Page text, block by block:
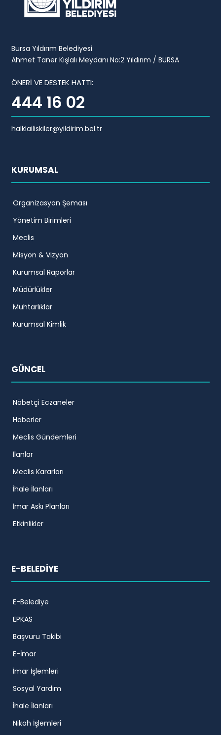
Bursa Yıldırım Belediyesi
Ahmet Taner Kışlalı Meydanı No:2 Yıldırım / BURSA
ÖNERİ VE DESTEK HATTI:
444 16 02
halklailiskiler@yildirim.bel.tr
KURUMSAL
Organizasyon Şeması
Yönetim Birimleri
Meclis
Misyon & Vizyon
Kurumsal Raporlar
Müdürlükler
Muhtarlıklar
Kurumsal Kimlik
GÜNCEL
Nöbetçi Eczaneler
Haberler
Meclis Gündemleri
İlanlar
Meclis Kararları
İhale İlanları
İmar Askı Planları
Etkinlikler
E-BELEDİYE
E-Belediye
EPKAS
Başvuru Takibi
E-İmar
İmar İşlemleri
Sosyal Yardım
İhale İlanları
Nikah İşlemleri